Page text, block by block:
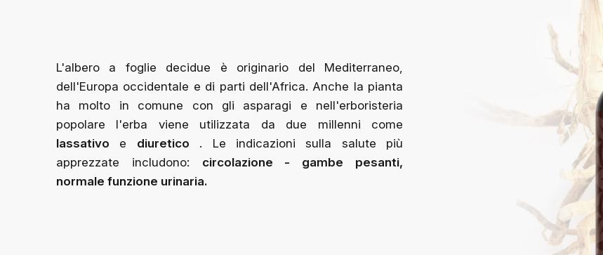
L'albero a foglie decidue è originario del Mediterraneo,
dell'Europa occidentale e di parti dell'Africa. Anche la pianta
ha molto in comune con gli asparagi e nell'erboristeria
popolare l'erba viene utilizzata da due millenni come
lassativo e diuretico . Le indicazioni sulla salute più
apprezzate includono: circolazione - gambe pesanti,
normale funzione urinaria.